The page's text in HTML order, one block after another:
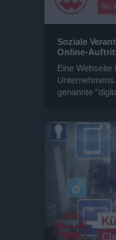
Soziale
Online-
Eine Webseite
genannte
Zukunft
das Internet